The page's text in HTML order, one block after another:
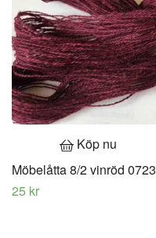
Köp nu
Möbelåtta 8/2 vinröd 0723
25 kr